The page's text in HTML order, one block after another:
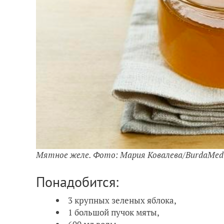
Мятное желе. Фото: Мария Ковалева/
Понадобится:
3 крупных зеленых яблока,
1 большой пучок мяты,